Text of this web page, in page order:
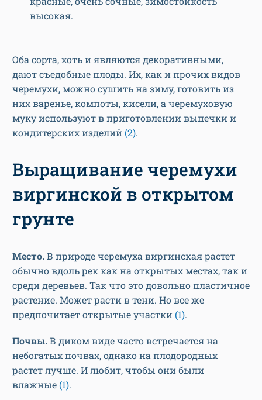
высокая.
Оба сорта, хоть и являются декоративными,
дают съедобные плоды. Их, как и прочих видов
черемухи, можно сушить на зиму, готовить из
них варенье, компоты, кисели, а черемуховую
муку используют в приготовлении выпечки и
кондитерских изделий (2).
Выращивание черемухи
виргинской в открытом
грунте
Место.В природе черемуха виргинская растет
обычно вдоль рек как на открытых местах, так и
среди деревьев. Так что это довольно пластичное
растение. Может расти в тени. Но все же
предпочитает открытые участки (1).
Почвы.В диком виде часто встречается на
небогатых почвах, однако на плодородных
растет лучше. И любит, чтобы они были
влажные (1).